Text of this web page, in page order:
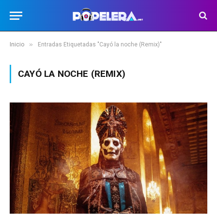
Inicio » Entradas Etiquetadas "Cayó la noche (Remix)"
CAYÓ LA NOCHE (REMIX)